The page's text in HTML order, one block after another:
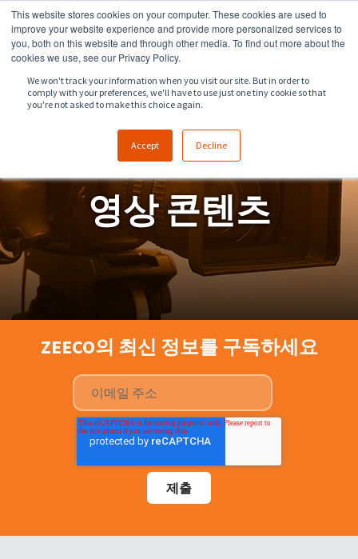
This website stores cookies on your computer. These cookies are used to
improve your website experience and provide more personalized services to
you, both on this website and through other media. To find out more about the
cookies we use, see our Privacy Policy.
We won't track your information when you visit our site. But in order to
comply with your preferences, we'll have to use just one tiny cookie so that
you're not asked to make this choice again.
Accept Decline
918.258.8551 sales@zeeco.com
영상 콘텐츠
ZEECO의 최신 정보를 구독하세요